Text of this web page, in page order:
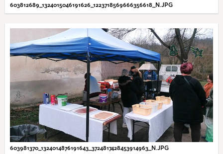
603812689_1324015046191626_1223718569666356618_N.JPG
603981370_1324014876191643_3724817428453914963_N.JPG